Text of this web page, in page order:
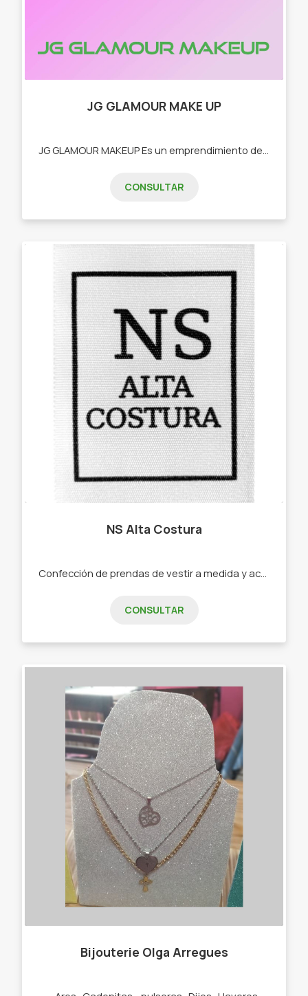
JG GLAMOUR MAKE UP
CONSULTAR
NS Alta Costura
CONSULTAR
Bijouterie Olga Arregues